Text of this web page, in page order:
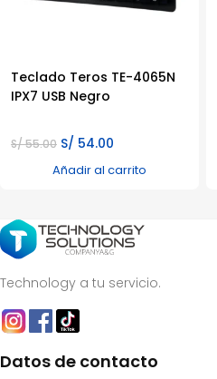
Teclado Teros TE-4065N
IPX7 USB Negro
S/55.00 El
precio
S/ 55.00.
S/ 54.00
precio
S/ 54.00.
Añadir al carrito
Technology a tu servicio.
Datos de contacto